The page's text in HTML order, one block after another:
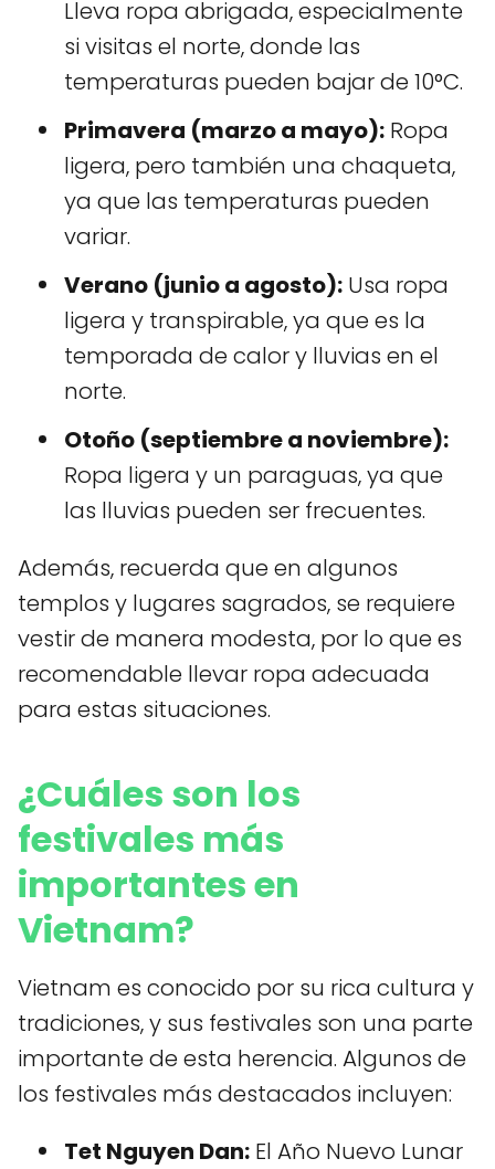
Lleva ropa abrigada, especialmente
si visitas el norte, donde las
temperaturas pueden bajar de 10°C.
Primavera (marzo a mayo): Ropa
ligera, pero también una chaqueta,
ya que las temperaturas pueden
variar.
Verano (junio a agosto): Usa ropa
ligera y transpirable, ya que es la
temporada de calor y lluvias en el
norte.
Otoño (septiembre a noviembre):
Ropa ligera y un paraguas, ya que
las lluvias pueden ser frecuentes.
Además, recuerda que en algunos
templos y lugares sagrados, se requiere
vestir de manera modesta, por lo que es
recomendable llevar ropa adecuada
para estas situaciones.
¿Cuáles son los
festivales más
importantes en
Vietnam?
Vietnam es conocido por su rica cultura y
tradiciones, y sus festivales son una parte
importante de esta herencia. Algunos de
los festivales más destacados incluyen:
Tet Nguyen Dan: El Año Nuevo Lunar